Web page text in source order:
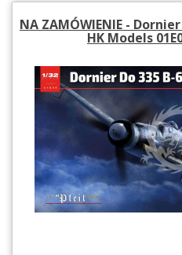
NA ZAMÓWIENIE -
HK Models